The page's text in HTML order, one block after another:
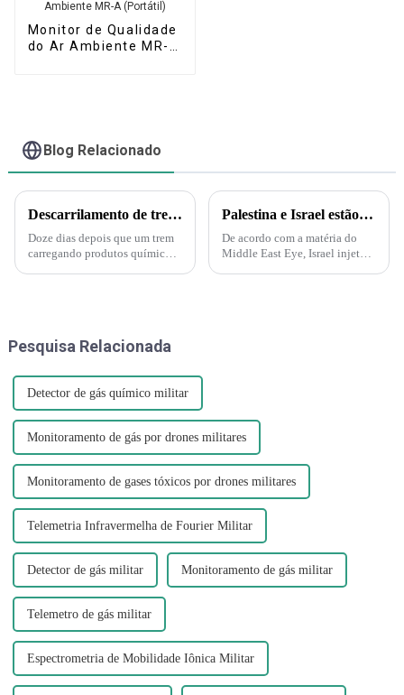
Monitor de Qualidade
do Ar Ambiente MR-A
Blog Relacionado
Descarrilamento de trem em Ohio gera medo de substâncias tóxicas entre moradores de cidade pequena.
Doze dias depois que um trem
carregando produtos químicos
Palestina e Israel estão iniciando uma guerra biológica e química. A Força Delta aparece e injeta gás nervoso em túneis subterrâneos em Gaza!
De acordo com a matéria do
Middle East Eye, Israel injetará
Pesquisa Relacionada
Detector de gás químico militar
Monitoramento de gás por drones militares
Monitoramento de gases tóxicos por drones militares
Telemetria Infravermelha de Fourier Militar
Detector de gás militar Monitoramento de gás militar
Telemetro de gás militar
Espectrometria de Mobilidade Iônica Militar